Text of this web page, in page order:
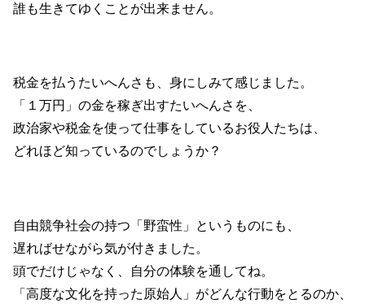
誰も生きてゆくことが出来ません。
税金を払うたいへんさも、身にしみて感じました。
「１万円」の金を稼ぎ出すたいへんさを、
政治家や税金を使って仕事をしているお役人たちは、
どれほど知っているのでしょうか？
自由競争社会の持つ「野蛮性」というものにも、
遅ればせながら気が付きました。
頭でだけじゃなく、自分の体験を通してね。
「高度な文化を持った原始人」がどんな行動をとるのか、